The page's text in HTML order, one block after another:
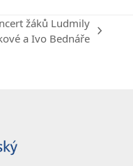
žáků Ludmily
a Ivo Bednáře